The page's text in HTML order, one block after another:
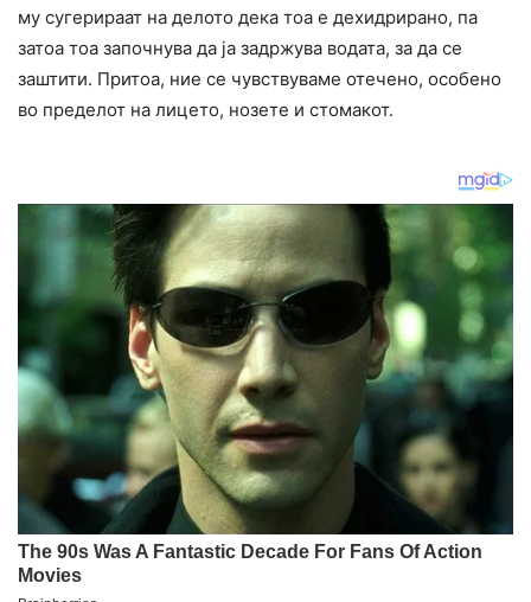
му сугерираат на делото дека тоа е дехидрирано, па
затоа тоа започнува да ја задржува водата, за да се
заштити. Притоа, ние се чувствуваме отечено, особено
во пределот на лицето, нозете и стомакот.